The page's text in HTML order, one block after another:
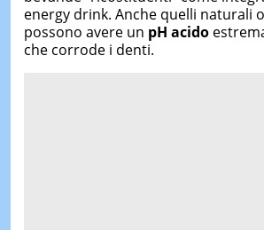
energy drink. Anche quelli naturali
possono avere un pH acido
che corrode i denti.